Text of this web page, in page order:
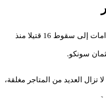
تراجعت حدة التوتر بشكل تدريجي في السنغال، بعد أن أدت الصدامات إلى سقوط 16 قتيلا منذ
سونكو.
العديد من المتاجر مغلقة،